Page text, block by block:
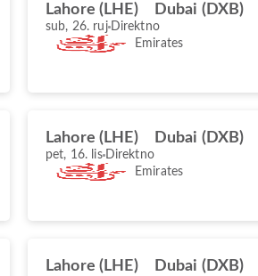
Lahore (LHE) Dubai (DXB)
sub, 26. ruj Direktno
Emirates
Lahore (LHE) Dubai (DXB)
pet, 16. lis Direktno
Emirates
Lahore (LHE) Dubai (DXB)